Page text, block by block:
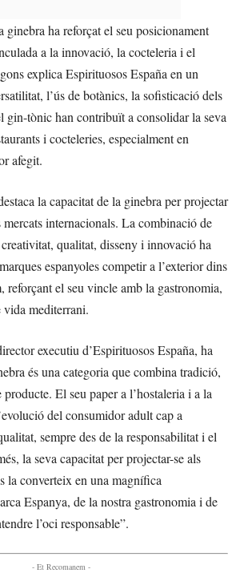
ginebra ha reforçat el seu posicionament
a la innovació, la cocteleria i el
explica Espirituosos España en un
l’ús de botànics, la sofisticació dels
gin-tònic han contribuït a consolidar la seva
i cocteleries, especialment en
afegit.
la capacitat de la ginebra per projectar
internacionals. La combinació de
qualitat, disseny i innovació ha
espanyoles competir a l’exterior dins
reforçant el seu vincle amb la gastronomia,
vida mediterrani.
executiu d’Espirituosos España, ha
és una categoria que combina tradició,
El seu paper a l’hostaleria i a la
del consumidor adult cap a
sempre des de la responsabilitat i el
la seva capacitat per projectar-se als
la converteix en una magnífica
Espanya, de la nostra gastronomia i de
l’oci responsable”.
- Et Recomanem -